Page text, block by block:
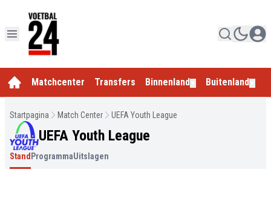
Matchcenter Transfers Binnenland Buitenland
Startpagina Match Center UEFA Youth League
UEFA Youth League
Stand ProgrammaUitslagen